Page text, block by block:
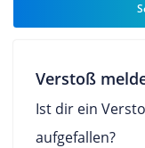
Verstoß
Ist dir ein
aufgefallen?